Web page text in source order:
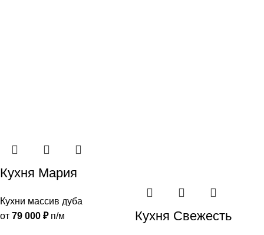
Кухня Мария
Кухни массив дуба
от 79 000 ₽п/м Кухня Свежесть